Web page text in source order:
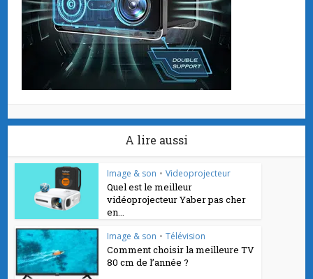
A lire aussi
Image & son • Videoprojecteur
Quel est le meilleur
vidéoprojecteur Yaber pas cher
en...
Image & son • Télévision
Comment choisir la meilleure TV
80 cm de l’année ?